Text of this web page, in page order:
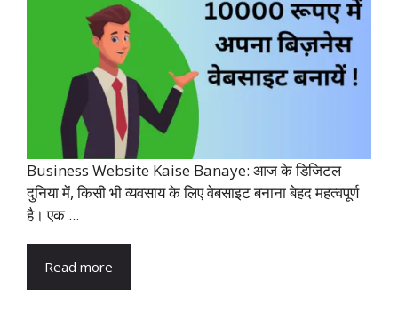
Business Website Kaise Banaye: आज के डिजिटल
दुनिया में, किसी भी व्यवसाय के लिए वेबसाइट बनाना बेहद महत्वपूर्ण
है। एक ...
Read more